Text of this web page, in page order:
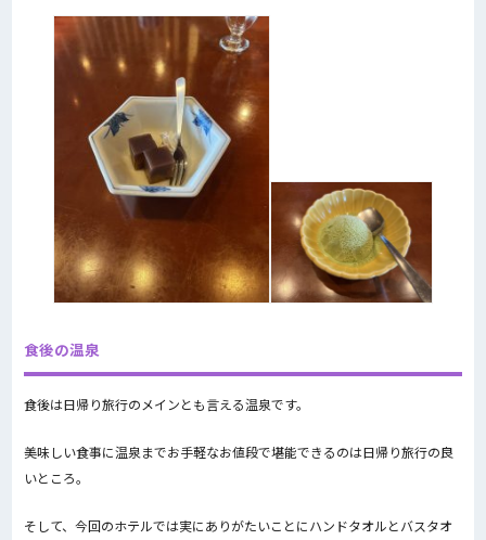
食後の温泉
食後は日帰り旅行のメインとも言える温泉です。
美味しい食事に温泉までお手軽なお値段で堪能できるのは日帰り旅行の良
いところ。
そして、今回のホテルでは実にありがたいことにハンドタオルとバスタオ